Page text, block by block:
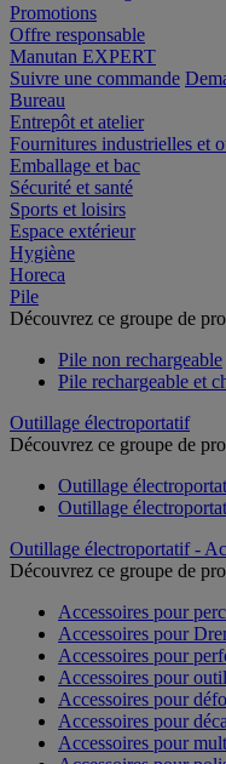
Promotions
Offre responsable
Manutan EXPERT
Suivre une commande
Bureau
Entrepôt et atelier
Fournitures industrielles et
Emballage et bac
Sécurité et santé
Sports et loisirs
Espace extérieur
Hygiène
Horeca
Pile
Découvrez ce groupe de
Pile non rechargeable
Pile rechargeable et
Outillage électroportatif
Découvrez ce groupe de
Outillage
Outillage
Outillage électroportatif -
Découvrez ce groupe de
Accessoires pour
Accessoires pour
Accessoires pour
Accessoires pour
Accessoires pour
Accessoires pour
Accessoires pour